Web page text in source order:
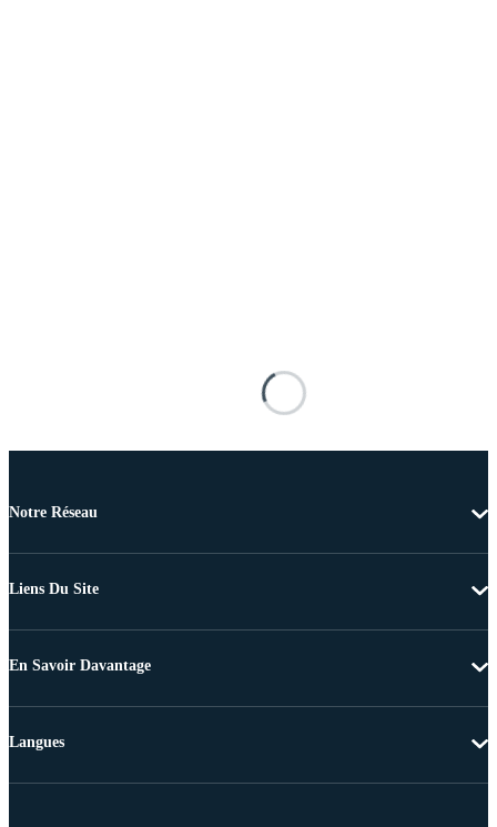
Notre Réseau
Liens Du Site
En Savoir Davantage
Langues